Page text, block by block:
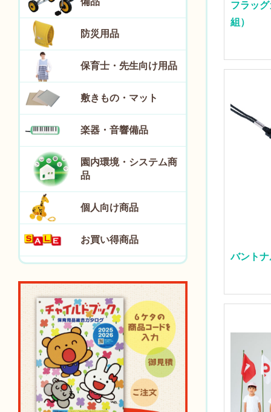
フラッ
組）
バントナ
防災用品
保育士・先生向け用品
敷きもの・マット
楽器・音響備品
園内環境・システム商
品
個人向け商品
お買い得商品